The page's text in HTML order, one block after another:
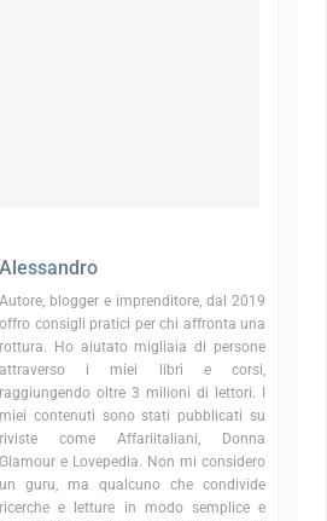
Alessandro
Autore, blogger e imprenditore, dal 2019
offro consigli pratici per chi affronta una
rottura. Ho aiutato migliaia di persone
attraverso i miei libri e corsi,
raggiungendo oltre 3 milioni di lettori. I
miei contenuti sono stati pubblicati su
riviste come Affariitaliani, Donna
Glamour e Lovepedia. Non mi considero
un guru, ma qualcuno che condivide
ricerche e letture in modo semplice e